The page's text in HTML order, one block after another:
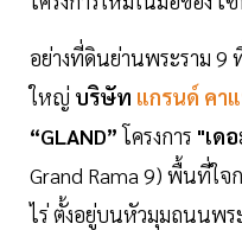
อย่างที่ดินย่านพระราม
ใหญ่ บริษัท แกรนด์ คา
“GLAND”โครงการ "เด
Grand Rama 9) พื้นที่ใ
ไร่ ตั้งอยู่บนหัวมุมถนนพร